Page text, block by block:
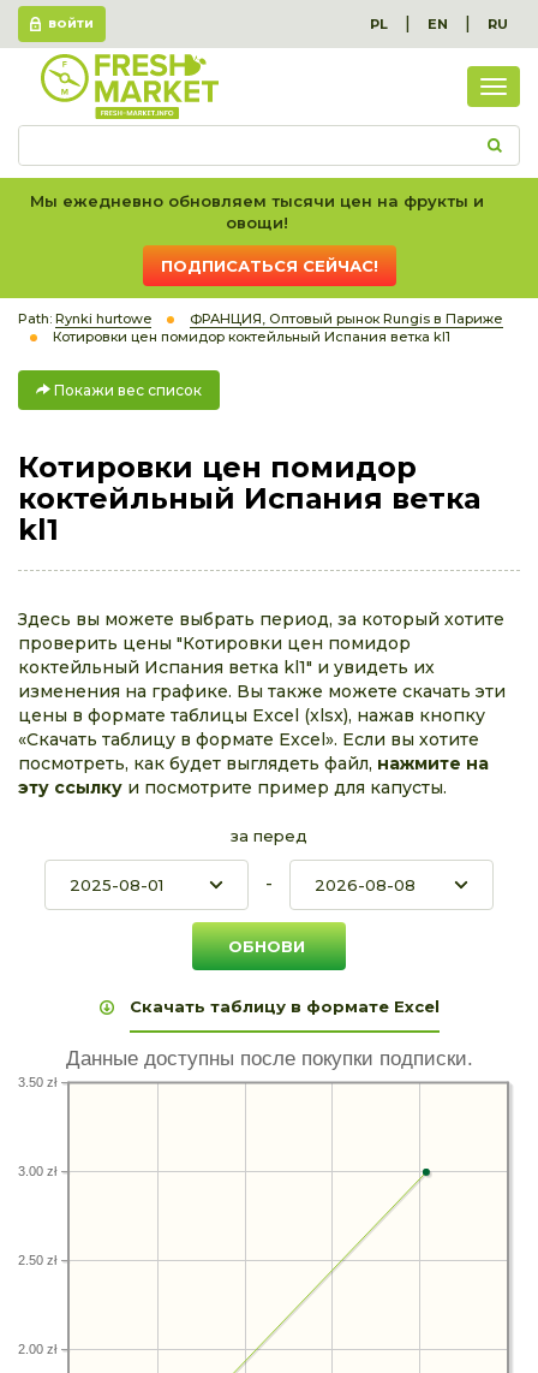
ВОЙТИ PL | EN | RU
вес
Мы ежедневно обновляем тысячи цен на фрукты и
овощи!
ПОДПИСАТЬСЯ СЕЙЧАС!
Path: Rynki hurtowe
ФРАНЦИЯ, Оптовый рынок Rungis в Париже
Котировки цен помидор коктейльный Испания ветка kl1
Покажи вес список
Котировки цен помидор
коктейльный Испания ветка
kl1
Здесь вы можете выбрать период, за который хотите
проверить цены "Котировки цен помидор
коктейльный Испания ветка kl1" и увидеть их
изменения на графике. Вы также можете скачать эти
цены в формате таблицы Excel (xlsx), нажав кнопку
«Скачать таблицу в формате Excel». Если вы хотите
посмотреть, как будет выглядеть файл, нажмите на
эту ссылку и посмотрите пример для капусты.
за перед
-
Скачать таблицу в формате Excel
Данные доступны после покупки подписки.
2.00 zł
2.50 zł
3.00 zł
3.50 zł